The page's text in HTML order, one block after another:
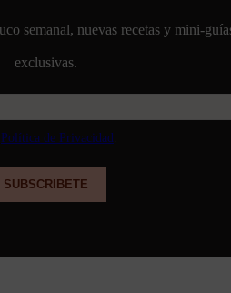
semanal, nuevas recetas y mini-
exclusivas.
Política de Privacidad